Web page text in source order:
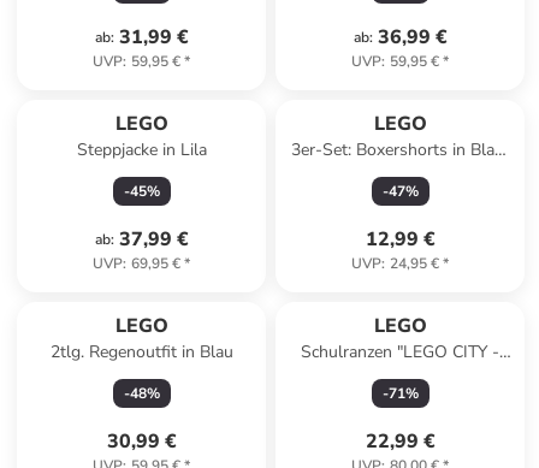
ab: 31,99 €
UVP: 59,95 €*
ab: 36,99 €
UVP: 59,95 €*
LEGO
Steppjacke in Lila
-45%
ab: 37,99 €
UVP: 69,95 €*
LEGO
3er-Set: Boxershorts in Blau/
Gelb
-47%
12,99 €
UVP: 24,95 €*
LEGO
2tlg. Regenoutfit in Blau
-48%
30,99 €
LEGO
Schulranzen "LEGO CITY -
Police Adventure" in Blau -
(B)25 x (H)38 x (T)20 cm
-71%
22,99 €